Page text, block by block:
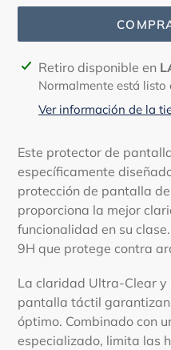
Agregando
producto
tu
carrito
Retiro disponible en
Normalmente está listo
Ver información de la
Este protector de
específicamente
protección de pantalla
proporciona la mejor
funcionalidad en su
9H que protege contra
La claridad Ultra-Clear
pantalla táctil
óptimo. Combinado con
especializado, limita las